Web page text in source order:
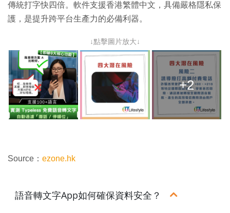
傳統打字快四倍。軟件支援香港繁體中文，具備嚴格隱私保
護，是提升跨平台生產力的必備利器。
↓點擊圖片放大↓
+2
Source： ezone.hk
語音轉文字App如何確保資料安全？